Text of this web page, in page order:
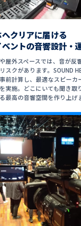
クリアに届ける
ントの音響設計・
屋外スペースでは、音が反
スクがあります。SOUND
前計算し、最適なスピーカ
実施。どこにいても聞き取
最高の音響空間を作り上げ